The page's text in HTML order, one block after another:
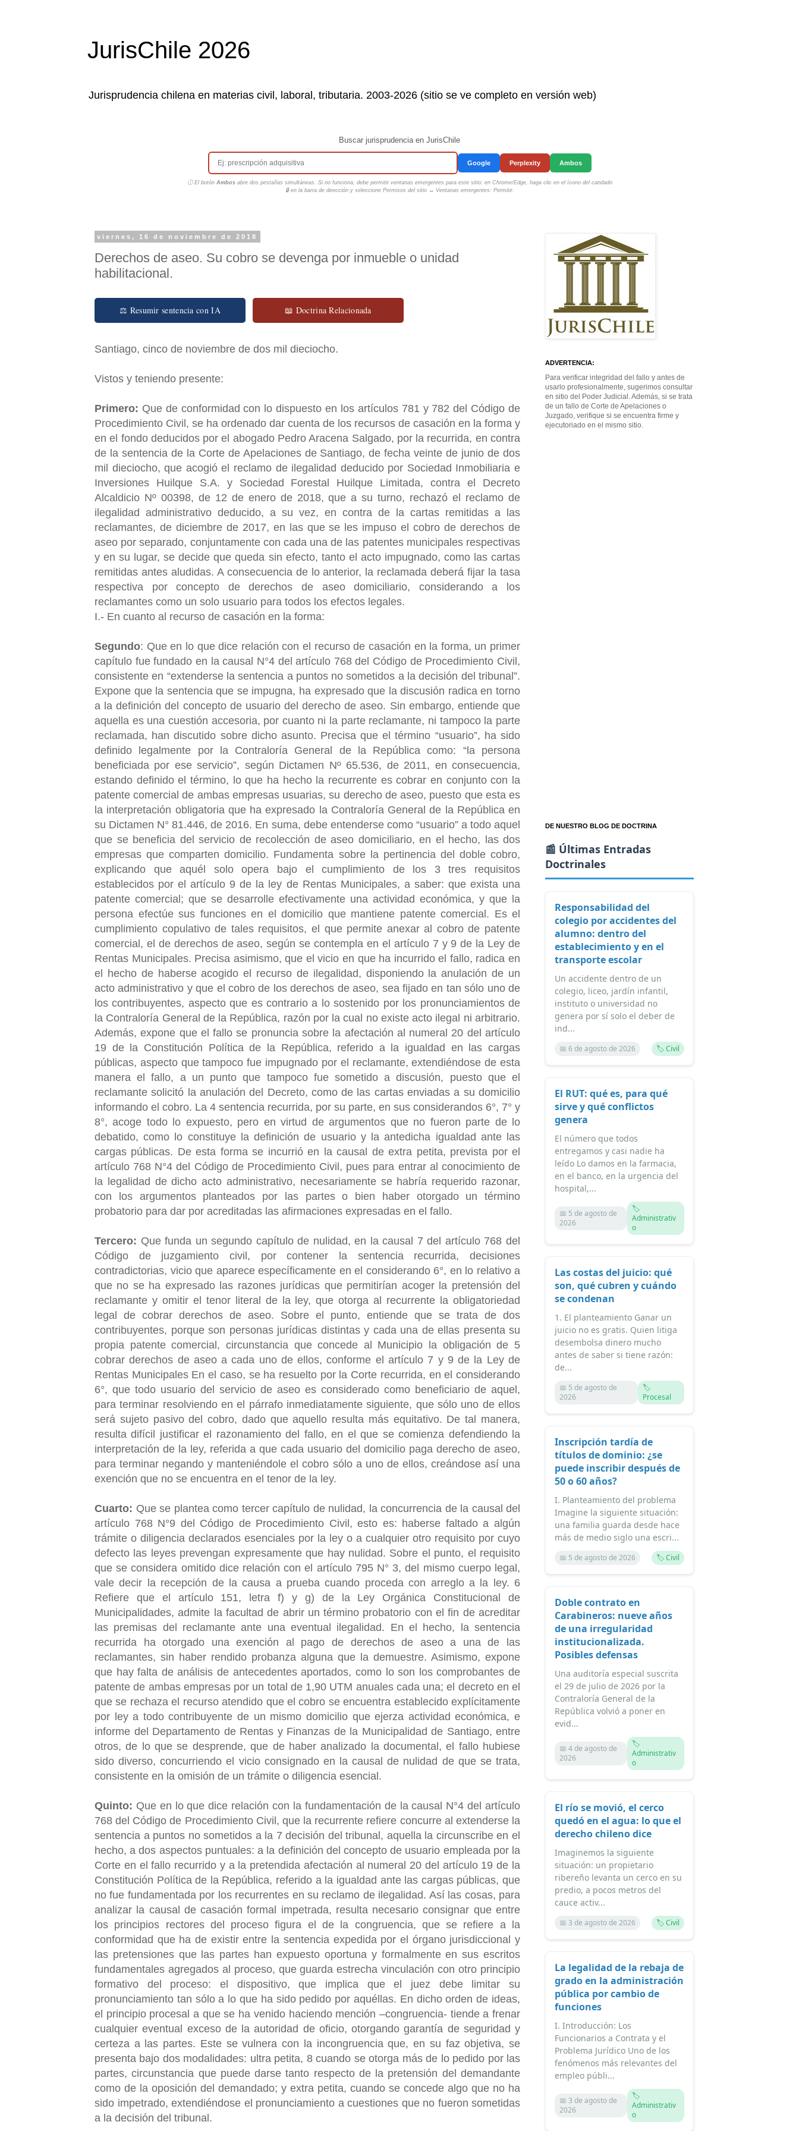
JurisChile 2026
Jurisprudencia chilena en materias civil, laboral, tributaria. 2003-2026 (sitio se ve completo en versión web)
Buscar jurisprudencia en JurisChile
Google Perplexity Ambos
ⓘ El botón Ambosabre dos pestañas simultáneas. Si no funciona, debe permitir ventanas emergentes para este sitio: en Chrome/Edge, haga clic en el ícono del candado
🔒 en la barra de dirección y seleccione Permisos del sitio → Ventanas emergentes: Permitir.
viernes, 16 de noviembre de 2018
Derechos de aseo. Su cobro se devenga por inmueble o unidad
habilitacional.
⚖ Resumir sentencia con IA 📖 Doctrina Relacionada
Santiago, cinco de noviembre de dos mil dieciocho.
Vistos y teniendo presente:
Primero: Que de conformidad con lo dispuesto en los artículos 781 y 782 del Código de
Procedimiento Civil, se ha ordenado dar cuenta de los recursos de casación en la forma y
en el fondo deducidos por el abogado Pedro Aracena Salgado, por la recurrida, en contra
de la sentencia de la Corte de Apelaciones de Santiago, de fecha veinte de junio de dos
mil dieciocho, que acogió el reclamo de ilegalidad deducido por Sociedad Inmobiliaria e
Inversiones Huilque S.A. y Sociedad Forestal Huilque Limitada, contra el Decreto
Alcaldicio Nº 00398, de 12 de enero de 2018, que a su turno, rechazó el reclamo de
ilegalidad administrativo deducido, a su vez, en contra de la cartas remitidas a las
reclamantes, de diciembre de 2017, en las que se les impuso el cobro de derechos de
aseo por separado, conjuntamente con cada una de las patentes municipales respectivas
y en su lugar, se decide que queda sin efecto, tanto el acto impugnado, como las cartas
remitidas antes aludidas. A consecuencia de lo anterior, la reclamada deberá fijar la tasa
respectiva por concepto de derechos de aseo domiciliario, considerando a los
reclamantes como un solo usuario para todos los efectos legales.
I.- En cuanto al recurso de casación en la forma:
Segundo: Que en lo que dice relación con el recurso de casación en la forma, un primer
capítulo fue fundado en la causal N°4 del artículo 768 del Código de Procedimiento Civil,
consistente en “extenderse la sentencia a puntos no sometidos a la decisión del tribunal”.
Expone que la sentencia que se impugna, ha expresado que la discusión radica en torno
a la definición del concepto de usuario del derecho de aseo. Sin embargo, entiende que
aquella es una cuestión accesoria, por cuanto ni la parte reclamante, ni tampoco la parte
reclamada, han discutido sobre dicho asunto. Precisa que el término “usuario”, ha sido
definido legalmente por la Contraloría General de la República como: “la persona
beneficiada por ese servicio”, según Dictamen Nº 65.536, de 2011, en consecuencia,
estando definido el término, lo que ha hecho la recurrente es cobrar en conjunto con la
patente comercial de ambas empresas usuarias, su derecho de aseo, puesto que esta es
la interpretación obligatoria que ha expresado la Contraloría General de la República en
su Dictamen N° 81.446, de 2016. En suma, debe entenderse como “usuario” a todo aquel
que se beneficia del servicio de recolección de aseo domiciliario, en el hecho, las dos
empresas que comparten domicilio. Fundamenta sobre la pertinencia del doble cobro,
explicando que aquél solo opera bajo el cumplimiento de los 3 tres requisitos
establecidos por el artículo 9 de la ley de Rentas Municipales, a saber: que exista una
patente comercial; que se desarrolle efectivamente una actividad económica, y que la
persona efectúe sus funciones en el domicilio que mantiene patente comercial. Es el
cumplimiento copulativo de tales requisitos, el que permite anexar al cobro de patente
comercial, el de derechos de aseo, según se contempla en el artículo 7 y 9 de la Ley de
Rentas Municipales. Precisa asimismo, que el vicio en que ha incurrido el fallo, radica en
el hecho de haberse acogido el recurso de ilegalidad, disponiendo la anulación de un
acto administrativo y que el cobro de los derechos de aseo, sea fijado en tan sólo uno de
los contribuyentes, aspecto que es contrario a lo sostenido por los pronunciamientos de
la Contraloría General de la República, razón por la cual no existe acto ilegal ni arbitrario.
Además, expone que el fallo se pronuncia sobre la afectación al numeral 20 del artículo
19 de la Constitución Política de la República, referido a la igualdad en las cargas
públicas, aspecto que tampoco fue impugnado por el reclamante, extendiéndose de esta
manera el fallo, a un punto que tampoco fue sometido a discusión, puesto que el
reclamante solicitó la anulación del Decreto, como de las cartas enviadas a su domicilio
informando el cobro. La 4 sentencia recurrida, por su parte, en sus considerandos 6°, 7° y
8°, acoge todo lo expuesto, pero en virtud de argumentos que no fueron parte de lo
debatido, como lo constituye la definición de usuario y la antedicha igualdad ante las
cargas públicas. De esta forma se incurrió en la causal de extra petita, prevista por el
artículo 768 N°4 del Código de Procedimiento Civil, pues para entrar al conocimiento de
la legalidad de dicho acto administrativo, necesariamente se habría requerido razonar,
con los argumentos planteados por las partes o bien haber otorgado un término
probatorio para dar por acreditadas las afirmaciones expresadas en el fallo.
Tercero: Que funda un segundo capítulo de nulidad, en la causal 7 del artículo 768 del
Código de juzgamiento civil, por contener la sentencia recurrida, decisiones
contradictorias, vicio que aparece específicamente en el considerando 6°, en lo relativo a
que no se ha expresado las razones jurídicas que permitirían acoger la pretensión del
reclamante y omitir el tenor literal de la ley, que otorga al recurrente la obligatoriedad
legal de cobrar derechos de aseo. Sobre el punto, entiende que se trata de dos
contribuyentes, porque son personas jurídicas distintas y cada una de ellas presenta su
propia patente comercial, circunstancia que concede al Municipio la obligación de 5
cobrar derechos de aseo a cada uno de ellos, conforme el artículo 7 y 9 de la Ley de
Rentas Municipales En el caso, se ha resuelto por la Corte recurrida, en el considerando
6°, que todo usuario del servicio de aseo es considerado como beneficiario de aquel,
para terminar resolviendo en el párrafo inmediatamente siguiente, que sólo uno de ellos
será sujeto pasivo del cobro, dado que aquello resulta más equitativo. De tal manera,
resulta difícil justificar el razonamiento del fallo, en el que se comienza defendiendo la
interpretación de la ley, referida a que cada usuario del domicilio paga derecho de aseo,
para terminar negando y manteniéndole el cobro sólo a uno de ellos, creándose así una
exención que no se encuentra en el tenor de la ley.
Cuarto: Que se plantea como tercer capítulo de nulidad, la concurrencia de la causal del
artículo 768 N°9 del Código de Procedimiento Civil, esto es: haberse faltado a algún
trámite o diligencia declarados esenciales por la ley o a cualquier otro requisito por cuyo
defecto las leyes prevengan expresamente que hay nulidad. Sobre el punto, el requisito
que se considera omitido dice relación con el artículo 795 N° 3, del mismo cuerpo legal,
vale decir la recepción de la causa a prueba cuando proceda con arreglo a la ley. 6
Refiere que el artículo 151, letra f) y g) de la Ley Orgánica Constitucional de
Municipalidades, admite la facultad de abrir un término probatorio con el fin de acreditar
las premisas del reclamante ante una eventual ilegalidad. En el hecho, la sentencia
recurrida ha otorgado una exención al pago de derechos de aseo a una de las
reclamantes, sin haber rendido probanza alguna que la demuestre. Asimismo, expone
que hay falta de análisis de antecedentes aportados, como lo son los comprobantes de
patente de ambas empresas por un total de 1,90 UTM anuales cada una; el decreto en el
que se rechaza el recurso atendido que el cobro se encuentra establecido explícitamente
por ley a todo contribuyente de un mismo domicilio que ejerza actividad económica, e
informe del Departamento de Rentas y Finanzas de la Municipalidad de Santiago, entre
otros, de lo que se desprende, que de haber analizado la documental, el fallo hubiese
sido diverso, concurriendo el vicio consignado en la causal de nulidad de que se trata,
consistente en la omisión de un trámite o diligencia esencial.
Quinto: Que en lo que dice relación con la fundamentación de la causal N°4 del artículo
768 del Código de Procedimiento Civil, que la recurrente refiere concurre al extenderse la
sentencia a puntos no sometidos a la 7 decisión del tribunal, aquella la circunscribe en el
hecho, a dos aspectos puntuales: a la definición del concepto de usuario empleada por la
Corte en el fallo recurrido y a la pretendida afectación al numeral 20 del artículo 19 de la
Constitución Política de la República, referido a la igualdad ante las cargas públicas, que
no fue fundamentada por los recurrentes en su reclamo de ilegalidad. Así las cosas, para
analizar la causal de casación formal impetrada, resulta necesario consignar que entre
los principios rectores del proceso figura el de la congruencia, que se refiere a la
conformidad que ha de existir entre la sentencia expedida por el órgano jurisdiccional y
las pretensiones que las partes han expuesto oportuna y formalmente en sus escritos
fundamentales agregados al proceso, que guarda estrecha vinculación con otro principio
formativo del proceso: el dispositivo, que implica que el juez debe limitar su
pronunciamiento tan sólo a lo que ha sido pedido por aquéllas. En dicho orden de ideas,
el principio procesal a que se ha venido haciendo mención –congruencia- tiende a frenar
cualquier eventual exceso de la autoridad de oficio, otorgando garantía de seguridad y
certeza a las partes. Este se vulnera con la incongruencia que, en su faz objetiva, se
presenta bajo dos modalidades: ultra petita, 8 cuando se otorga más de lo pedido por las
partes, circunstancia que puede darse tanto respecto de la pretensión del demandante
como de la oposición del demandado; y extra petita, cuando se concede algo que no ha
sido impetrado, extendiéndose el pronunciamiento a cuestiones que no fueron sometidas
a la decisión del tribunal.
ADVERTENCIA:
Para verificar integridad del fallo y antes de
usarlo profesionalmente, sugerimos consultar
en sitio del Poder Judicial. Además, si se trata
de un fallo de Corte de Apelaciones o
Juzgado, verifique si se encuentra firme y
ejecutoriado en el mismo sitio.
DE NUESTRO BLOG DE DOCTRINA
📰 Últimas Entradas
Doctrinales
Responsabilidad del
colegio por accidentes del
alumno: dentro del
establecimiento y en el
transporte escolar
Un accidente dentro de un
colegio, liceo, jardín infantil,
instituto o universidad no
genera por sí solo el deber de
ind...
📅 6 de agosto de 2026 🏷️ Civil
El RUT: qué es, para qué
sirve y qué conflictos
genera
El número que todos
entregamos y casi nadie ha
leído Lo damos en la farmacia,
en el banco, en la urgencia del
hospital,...
📅 5 de agosto de
2026
🏷️
Administrativ
o
Las costas del juicio: qué
son, qué cubren y cuándo
se condenan
1. El planteamiento Ganar un
juicio no es gratis. Quien litiga
desembolsa dinero mucho
antes de saber si tiene razón:
de...
📅 5 de agosto de
2026
🏷️
Procesal
Inscripción tardía de
títulos de dominio: ¿se
puede inscribir después de
50 o 60 años?
I. Planteamiento del problema
Imagine la siguiente situación:
una familia guarda desde hace
más de medio siglo una escri...
📅 5 de agosto de 2026 🏷️ Civil
Doble contrato en
Carabineros: nueve años
de una irregularidad
institucionalizada.
Posibles defensas
Una auditoría especial suscrita
el 29 de julio de 2026 por la
Contraloría General de la
República volvió a poner en
evid...
📅 4 de agosto de
2026
🏷️
Administrativ
o
El río se movió, el cerco
quedó en el agua: lo que el
derecho chileno dice
Imaginemos la siguiente
situación: un propietario
ribereño levanta un cerco en su
predio, a pocos metros del
cauce activ...
📅 3 de agosto de 2026 🏷️ Civil
La legalidad de la rebaja de
grado en la administración
pública por cambio de
funciones
I. Introducción: Los
Funcionarios a Contrata y el
Problema Jurídico Uno de los
fenómenos más relevantes del
empleo públi...
📅 3 de agosto de
2026
🏷️
Administrativ
o